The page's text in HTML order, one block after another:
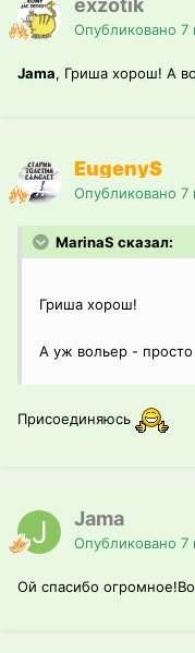
exzotik
Опубликовано 7
Jama, Гриша хорош! А
EugenyS
Опубликовано 7
MarinaS сказал:
Гриша хорош!
А уж вольер - просто
Присоединяюсь
Jama
Опубликовано 7
Ой спасибо